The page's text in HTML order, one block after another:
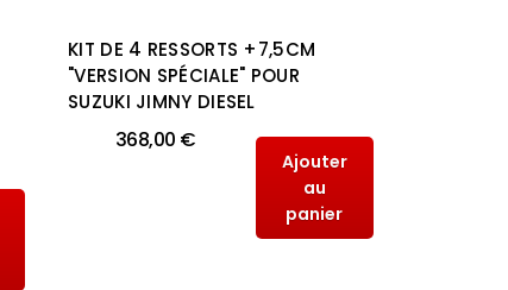
KIT DE 4 RESSORTS +7,5CM
"VERSION SPÉCIALE" POUR
SUZUKI JIMNY DIESEL
368,00 €
Ajouter
au
panier